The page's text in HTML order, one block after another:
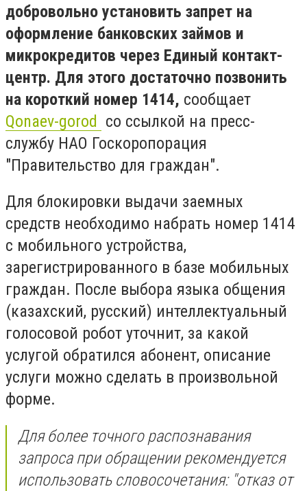
добровольно установить запрет на
оформление банковских займов и
микрокредитов через Единый контакт-
центр. Для этого достаточно позвонить
на короткий номер 1414, сообщает
Qonaev-gorod со ссылкой на пресс-
службу НАО Госкоропорация
"Правительство для граждан".
Для блокировки выдачи заемных
средств необходимо набрать номер 1414
с мобильного устройства,
зарегистрированного в базе мобильных
граждан. После выбора языка общения
(казахский, русский) интеллектуальный
голосовой робот уточнит, за какой
услугой обратился абонент, описание
услуги можно сделать в произвольной
форме.
Для более точного распознавания
запроса при обращении рекомендуется
использовать словосочетания: "отказ от